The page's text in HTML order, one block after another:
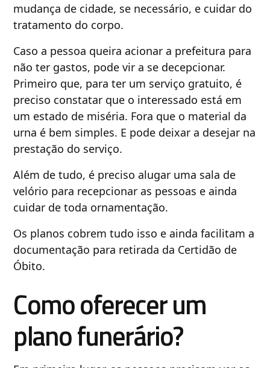
mudança de cidade, se necessário, e cuidar do
tratamento do corpo.
Caso a pessoa queira acionar a prefeitura para
não ter gastos, pode vir a se decepcionar.
Primeiro que, para ter um serviço gratuito, é
preciso constatar que o interessado está em
um estado de miséria. Fora que o material da
urna é bem simples. E pode deixar a desejar na
prestação do serviço.
Além de tudo, é preciso alugar uma sala de
velório para recepcionar as pessoas e ainda
cuidar de toda ornamentação.
Os planos cobrem tudo isso e ainda facilitam a
documentação para retirada da Certidão de
Óbito.
Como oferecer um
plano funerário?